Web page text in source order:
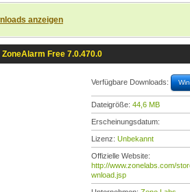
anzeigen
ZoneAlarm Free 7.0.470.0
Verfügbare Downloads:
Dateigröße: 44,6 MB
Erscheinungsdatum:
Lizenz: Unbekannt
Offizielle Website:
http://www.zonelabs.com/
wnload.jsp